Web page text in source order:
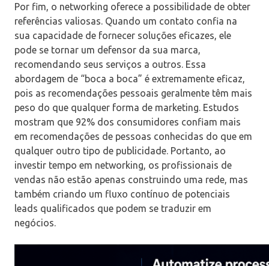
Por fim, o networking oferece a possibilidade de obter
referências valiosas. Quando um contato confia na
sua capacidade de fornecer soluções eficazes, ele
pode se tornar um defensor da sua marca,
recomendando seus serviços a outros. Essa
abordagem de “boca a boca” é extremamente eficaz,
pois as recomendações pessoais geralmente têm mais
peso do que qualquer forma de marketing. Estudos
mostram que 92% dos consumidores confiam mais
em recomendações de pessoas conhecidas do que em
qualquer outro tipo de publicidade. Portanto, ao
investir tempo em networking, os profissionais de
vendas não estão apenas construindo uma rede, mas
também criando um fluxo contínuo de potenciais
leads qualificados que podem se traduzir em
negócios.